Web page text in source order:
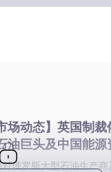
场动态】英国制
油巨头及中国能源
俄罗斯大型石油生产商